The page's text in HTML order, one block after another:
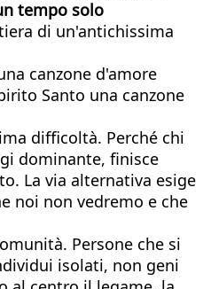
tempo solo
di un'antichissima
canzone d'amore
Santo una canzone
difficoltà. Perché chi
dominante, finisce
La via alternativa esige
noi non vedremo e che
Persone che si
isolati, non geni